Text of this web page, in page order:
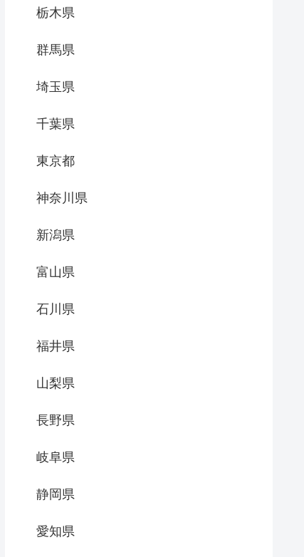
栃木県
群馬県
埼玉県
千葉県
東京都
神奈川県
新潟県
富山県
石川県
福井県
山梨県
長野県
岐阜県
静岡県
愛知県